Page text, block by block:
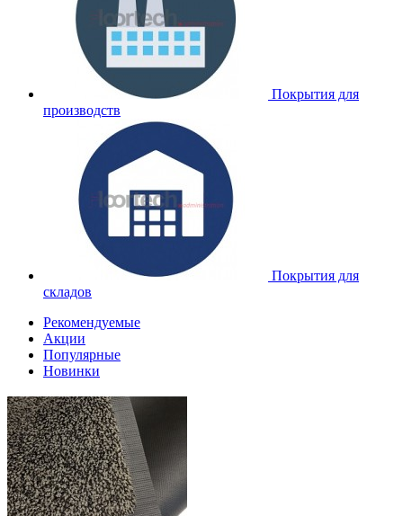
Покрытия для
производств
Покрытия для
складов
Рекомендуемые
Акции
Популярные
Новинки